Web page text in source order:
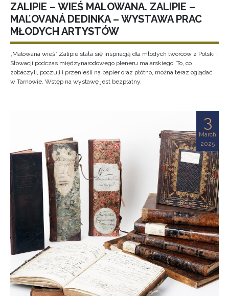
ZALIPIE – WIEŚ MALOWANA. ZALIPIE –
MAĽOVANÁ DEDINKA – WYSTAWA PRAC
MŁODYCH ARTYSTÓW
„Malowana wieś” Zalipie stała się inspiracją dla młodych twórców z Polski i
Słowacji podczas międzynarodowego pleneru malarskiego. To, co
zobaczyli, poczuli i przenieśli na papier oraz płótno, można teraz oglądać
w Tarnowie. Wstęp na wystawę jest bezpłatny.
3
March
2025